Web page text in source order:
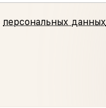
персональных данных